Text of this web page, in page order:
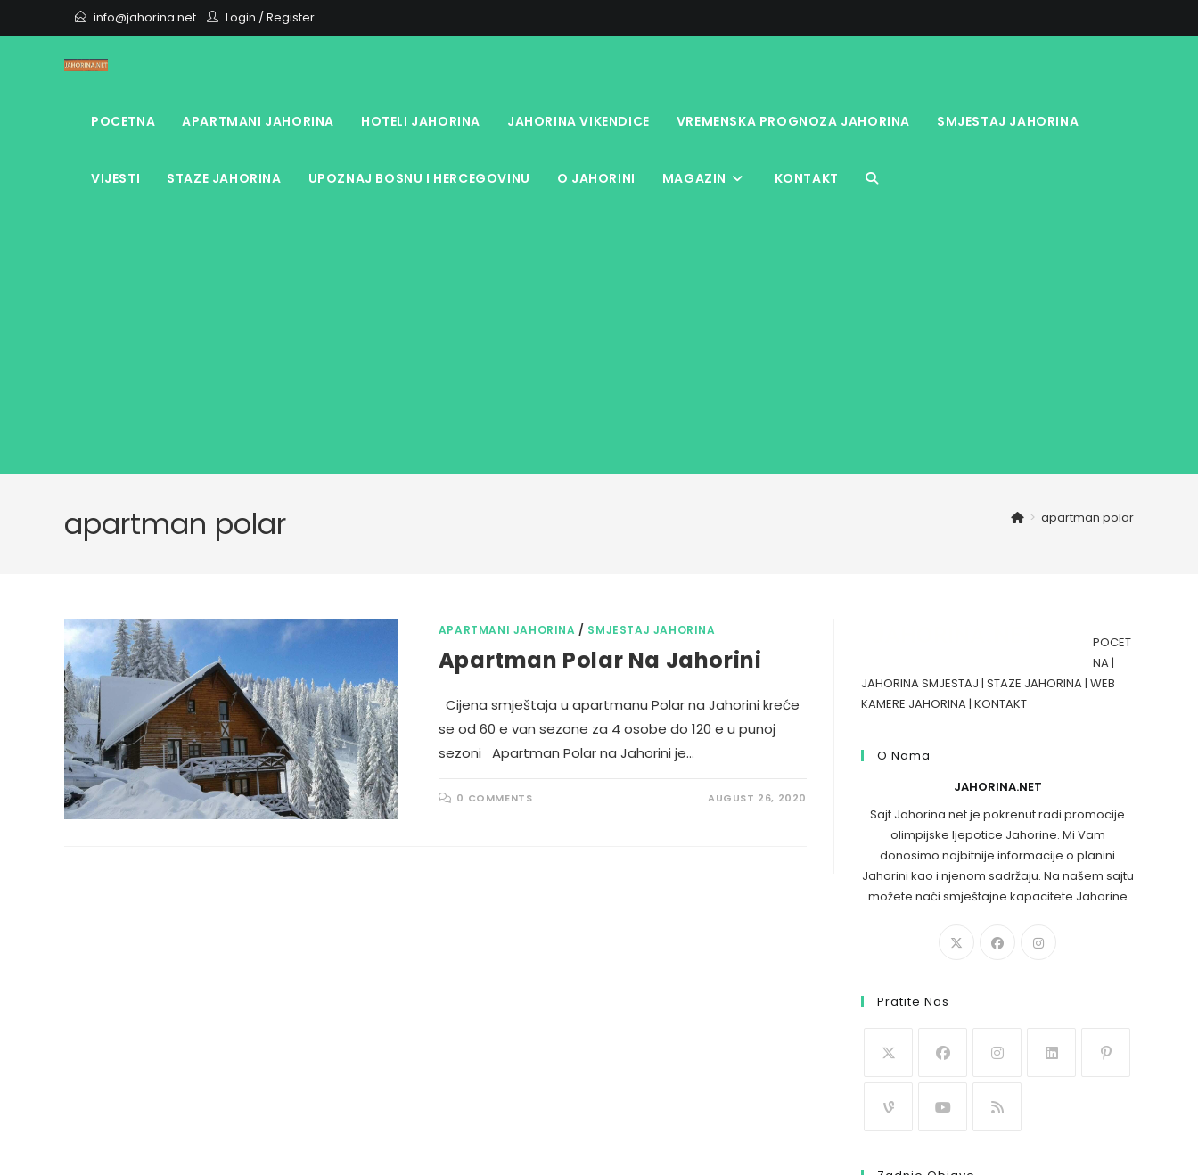
to
info@jahorina.net Login /Register
POCETNA APARTMANI JAHORINA HOTELI JAHORINA JAHORINA VIKENDICE VREMENSKA PROGNOZA JAHORINA SMJESTAJ JAHORINA
VIJESTI STAZE JAHORINA UPOZNAJ BOSNU I HERCEGOVINU O JAHORINI MAGAZIN KONTAKT TOGGLE
apartman polar > apartman polar
APARTMANI JAHORINA / SMJESTAJ JAHORINA
Apartman Polar Na Jahorini
Cijena smještaja u apartmanu Polar na Jahorini kreće
se od 60 e van sezone za 4 osobe do 120 e u punoj
sezoni Apartman Polar na Jahorini je…
0 COMMENTS AUGUST 26, 2020
POCET
NA|
JAHORINA SMJESTAJ | STAZE JAHORINA| WEB
KAMERE JAHORINA| KONTAKT
O Nama
JAHORINA.NET
Sajt Jahorina.net je pokrenut radi promocije
olimpijske ljepotice Jahorine. Mi Vam
donosimo najbitnije informacije o planini
Jahorini kao i njenom sadržaju. Na našem sajtu
možete naći smještajne kapacitete Jahorine
Pratite Nas